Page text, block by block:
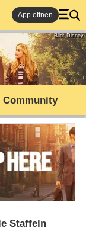
App öffnen
Bild: Disney
Community
Staffeln